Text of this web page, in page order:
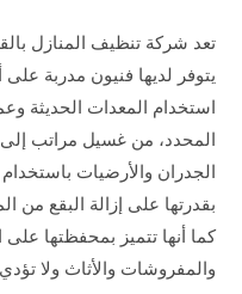
تعد شركة تنظيف المنازل
يتوفر لديها فنيون مدربة على
استخدام المعدات الحديثة
المحدد، من غسيل مراتب
الجدران والأرضيات
بقدرتها على إزالة البقع من
كما أنها تتميز بمحفظتها على
والمفروشات والأثاث ولا تؤدي